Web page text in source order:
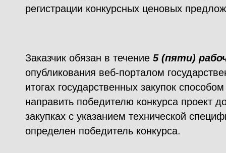
регистрации конкурсных ценовых
Заказчик обязан в течение 5 (пяти)
опубликования веб-порталом
итогах государственных закупок
направить победителю конкурса проект
закупках с указанием технической
определен победитель конкурса.